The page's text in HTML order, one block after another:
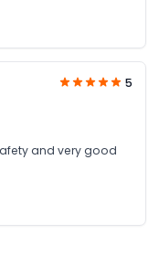
5
and very good